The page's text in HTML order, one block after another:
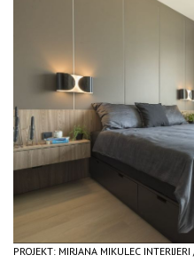
PROJEKT: MIRJANA MIKULEC